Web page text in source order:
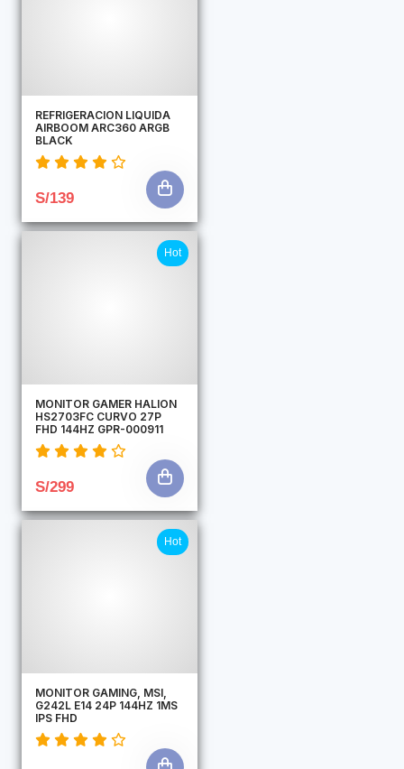
REFRIGERACION LIQUIDA
AIRBOOM ARC360 ARGB
BLACK
S/139
Hot
MONITOR GAMER HALION
HS2703FC CURVO 27P
FHD 144HZ GPR-000911
S/299
Hot
MONITOR GAMING, MSI,
G242L E14 24P 144HZ 1MS
IPS FHD